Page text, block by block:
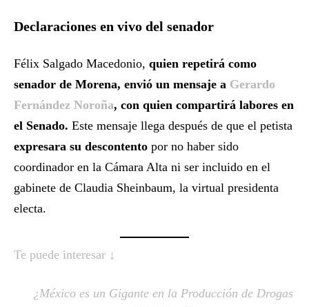
Declaraciones en vivo del senador
Félix Salgado Macedonio, quien repetirá como
senador de Morena, envió un mensaje a Gerardo
Fernández Noroña, con quien compartirá labores en
el Senado. Este mensaje llega después de que el petista
expresara su descontento por no haber sido
coordinador en la Cámara Alta ni ser incluido en el
gabinete de Claudia Sheinbaum, la virtual presidenta
electa.
Te puede interesar ↓
¿México es un Gigante en la Producción de Drogas